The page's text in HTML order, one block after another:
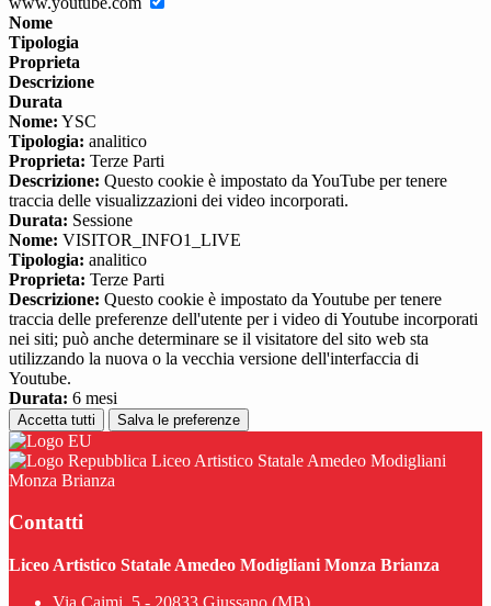
Nome
Tipologia
Proprieta
Descrizione
Durata
Nome: YSC
Tipologia: analitico
Proprieta: Terze Parti
Descrizione: Questo cookie è impostato da YouTube per tenere
traccia delle visualizzazioni dei video incorporati.
Durata: Sessione
Nome: VISITOR_INFO1_LIVE
Tipologia: analitico
Proprieta: Terze Parti
Descrizione: Questo cookie è impostato da Youtube per tenere
traccia delle preferenze dell'utente per i video di Youtube incorporati
nei siti; può anche determinare se il visitatore del sito web sta
utilizzando la nuova o la vecchia versione dell'interfaccia di
Youtube.
Durata: 6 mesi
Accetta tutti Salva le preferenze
Liceo Artistico Statale Amedeo Modigliani
Monza Brianza
Contatti
Liceo Artistico Statale Amedeo Modigliani Monza Brianza